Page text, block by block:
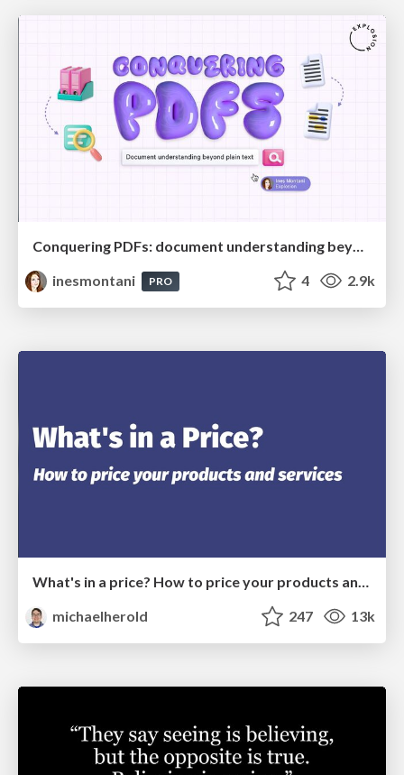
Conquering PDFs: document understanding beyond plain text
inesmontani
PRO 4 2.9k
What's in a price? How to price your products and services
michaelherold
247 13k